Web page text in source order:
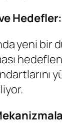
Hedefler:
yeni bir